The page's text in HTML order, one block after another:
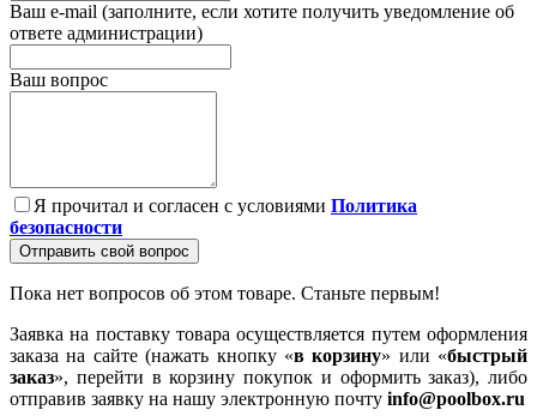
Ваш e-mail (заполните, если хотите получить уведомление об
ответе администрации)
Ваш вопрос
Я прочитал и согласен с условиями Политика
безопасности
Отправить свой вопрос
Пока нет вопросов об этом товаре. Станьте первым!
Заявка на поставку товара осуществляется путем оформления
заказа на сайте (нажать кнопку «в корзину» или «быстрый
заказ», перейти в корзину покупок и оформить заказ), либо
отправив заявку на нашу электронную почту info@poolbox.ru